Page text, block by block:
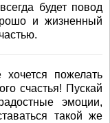
будет повод
и жизненный
пожелать
счастья! Пускай
эмоции,
такой же